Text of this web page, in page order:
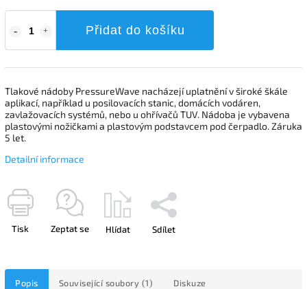
Přidat do košíku
Tlakové nádoby PressureWave nacházejí uplatnění v široké škále
aplikací, například u posilovacích stanic, domácích vodáren,
zavlažovacích systémů, nebo u ohřívačů TUV. Nádoba je vybavena
plastovými nožičkami a plastovým podstavcem pod čerpadlo. Záruka
5 let.
Detailní informace
Tisk Zeptat se Hlídat Sdílet
Popis Související soubory (1) Diskuze